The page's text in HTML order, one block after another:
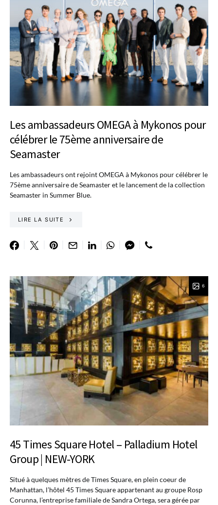
Les ambassadeurs OMEGA à Mykonos pour
célébrer le 75ème anniversaire de
Seamaster
Les ambassadeurs ont rejoint OMEGA à Mykonos pour célébrer le
75ème anniversaire de Seamaster et le lancement de la collection
Seamaster in Summer Blue.
LIRE LA SUITE
6
45 Times Square Hotel – Palladium Hotel
Group | NEW-YORK
Situé à quelques mètres de Times Square, en plein coeur de
Manhattan, l’hôtel 45 Times Square appartenant au groupe Rosp
Corunna, l’entreprise familiale de Sandra Ortega, sera gérée par